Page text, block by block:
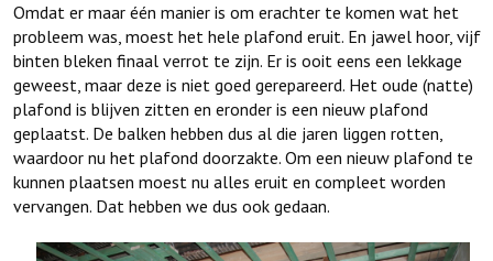
Omdat er maar één manier is om erachter te komen wat het
probleem was, moest het hele plafond eruit. En jawel hoor, vijf
binten bleken finaal verrot te zijn. Er is ooit eens een lekkage
geweest, maar deze is niet goed gerepareerd. Het oude (natte)
plafond is blijven zitten en eronder is een nieuw plafond
geplaatst. De balken hebben dus al die jaren liggen rotten,
waardoor nu het plafond doorzakte. Om een nieuw plafond te
kunnen plaatsen moest nu alles eruit en compleet worden
vervangen. Dat hebben we dus ook gedaan.